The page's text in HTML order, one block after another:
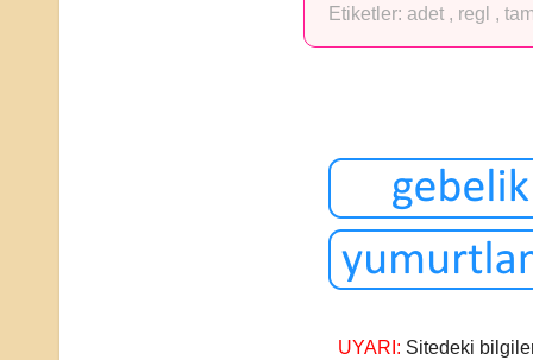
Etiketler: adet , regl ,
UYARI: Sitedeki